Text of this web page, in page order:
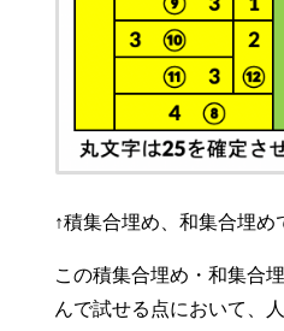
↑積集合埋め、和集合埋め
この積集合埋め・和集合
んで試せる点において、